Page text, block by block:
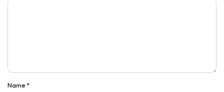
Name *